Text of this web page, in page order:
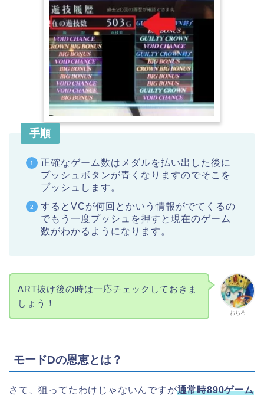
手順
正確なゲーム数はメダルを払い出した後に
プッシュボタンが青くなりますのでそこを
プッシュします。
するとVCが何回とかいう情報がでてくるの
でもう一度プッシュを押すと現在のゲーム
数がわかるようになります。
おちろ
ART抜け後の時は一応チェックしておきま
しょう！
モードDの恩恵とは？
さて、狙ってたわけじゃないんですが通常時890ゲーム